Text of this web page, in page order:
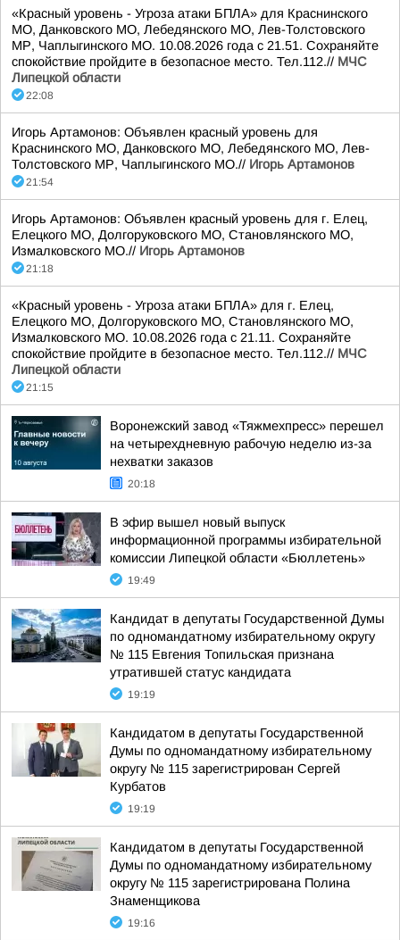
«Красный уровень - Угроза атаки БПЛА» для Краснинского
МО, Данковского МО, Лебедянского МО, Лев-Толстовского
МР, Чаплыгинского МО. 10.08.2026 года с 21.51. Сохраняйте
спокойствие пройдите в безопасное место. Тел.112.// МЧС
Липецкой области
22:08
Игорь Артамонов: Объявлен красный уровень для
Краснинского МО, Данковского МО, Лебедянского МО, Лев-
Толстовского МР, Чаплыгинского МО.// Игорь Артамонов
21:54
Игорь Артамонов: Объявлен красный уровень для г. Елец,
Елецкого МО, Долгоруковского МО, Становлянского МО,
Измалковского МО.// Игорь Артамонов
21:18
«Красный уровень - Угроза атаки БПЛА» для г. Елец,
Елецкого МО, Долгоруковского МО, Становлянского МО,
Измалковского МО. 10.08.2026 года с 21.11. Сохраняйте
спокойствие пройдите в безопасное место. Тел.112.// МЧС
Липецкой области
21:15
Воронежский завод «Тяжмехпресс» перешел
на четырехдневную рабочую неделю из-за
нехватки заказов
20:18
В эфир вышел новый выпуск
информационной программы избирательной
комиссии Липецкой области «Бюллетень»
19:49
Кандидат в депутаты Государственной Думы
по одномандатному избирательному округу
№ 115 Евгения Топильская признана
утратившей статус кандидата
19:19
Кандидатом в депутаты Государственной
Думы по одномандатному избирательному
округу № 115 зарегистрирован Сергей
Курбатов
19:19
Кандидатом в депутаты Государственной
Думы по одномандатному избирательному
округу № 115 зарегистрирована Полина
Знаменщикова
19:16